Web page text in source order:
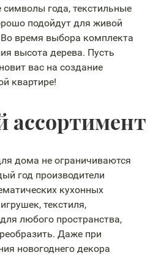
года, текстильные
подойдут для живой
Во время выбора комплекта
высота дерева. Пусть
вас на создание
квартире!
ассортимент
дома не ограничиваются
год производители
кухонных
текстиля,
любого пространства,
Даже при
новогоднего декора